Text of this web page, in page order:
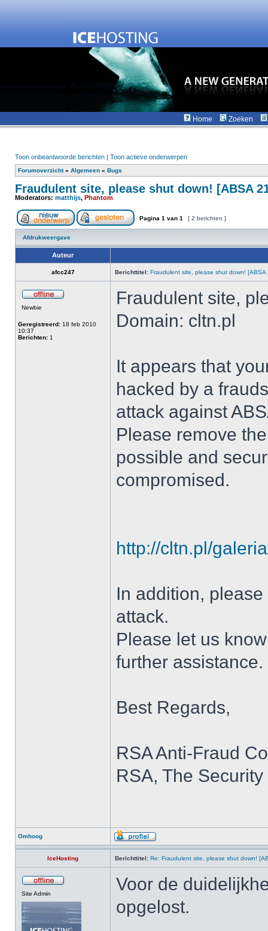
Home Zoeken
Toon onbeantwoorde berichten | Toon actieve onderwerpen
Forumoverzicht» Algemeen » Bugs
Fraudulent site, please shut down! [ABSA
Moderators: matthijs, Phantom
Pagina 1 van 1 [ 2 berichten ]
Afdrukweergave
Auteur
afcc247 Berichttitel: Fraudulent site, please shut down! [ABSA
Newbie
Geregistreerd: 18 feb 2010
10:37
Berichten: 1
Fraudulent site,
Domain: cltn.pl
It appears that
hacked by a
attack against
Please remove
possible and
compromised.
http://cltn.pl/
In addition,
attack.
Please let us
further
Best Regards,
RSA Anti-Fraud
RSA, The
Omhoog
IceHosting Berichttitel: Re: Fraudulent site, please shut down!
Site Admin
Voor de
opgelost.